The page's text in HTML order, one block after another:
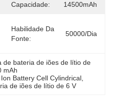
Capacidade: 14500mAh
Habilidade Da
Fonte:
50000/dia
de bateria de iões de lítio de
mAh
Battery Cell Cylindrical
de iões de lítio de 6 V